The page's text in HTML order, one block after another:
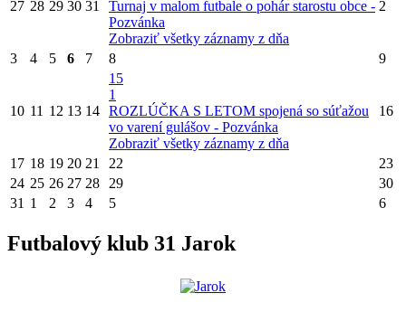
27 28 29 30 31
Turnaj v malom futbale o pohár starostu obce -
Pozvánka
Zobraziť všetky záznamy z dňa
2
3 4 5 6 7 8 9
10 11 12 13 14
15
1
ROZLÚČKA S LETOM spojená so súťažou
vo varení gulášov - Pozvánka
Zobraziť všetky záznamy z dňa
16
17 18 19 20 21 22
23
24 25 26 27 28 29
30
31 1 2 3 4 5 6
Futbalový klub 31 Jarok